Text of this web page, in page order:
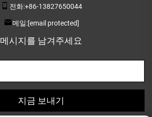
전화:+86-13827650044
메일:[email protected]
메시지를 남겨주세요
지금 보내기